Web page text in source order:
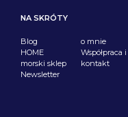
NA SKRÓTY
Blog
HOME
morski sklep
Newsletter
o mnie
Współpraca i
kontakt